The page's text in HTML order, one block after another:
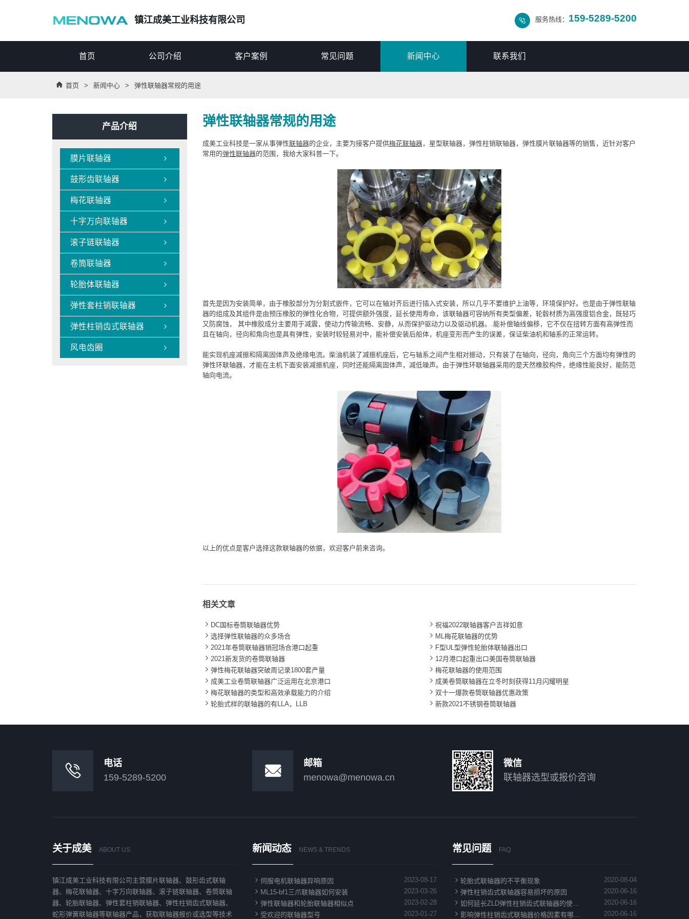
镇江成美工业科技有限公司  服务热线： 159-5289-5200
首页 公司介绍 客户案例 常见问题 新闻中心 联系我们
 首页 > 新闻中心 > 弹性联轴器常规的用途
弹性联轴器常规的用途
成美工业科技是一家从事弹性联轴器的企业，主要为接客户提供梅花联轴器，星型联轴器，弹性柱销联轴器，弹性膜片联轴器等的销售，近针对客户
常用的弹性联轴器的范围，我给大家科普一下。
首先是因为安装简单，由于橡胶部分为分割式嵌件，它可以在轴对齐后进行插入式安装，所以几乎不要维护上油等，环境保护好。也是由于弹性联轴
器的组成及其组件是由预压橡胶的弹性化合物，可提供额外强度，延长使用寿命，该联轴器可容纳所有类型偏差，轮毂材质为高强度铝合金，既轻巧
又防腐蚀， 其中橡胶成分主要用于减震，使动力传输流畅、安静，从而保护驱动力以及驱动机器。.能补偿轴线偏移，它不仅在扭转方面有高弹性而
且在轴向，径向和角向也是具有弹性，安装时较轻易对中，能补偿安装后船体，机座变形而产生的误差，保证柴油机和轴系的正常运转。
能实现机座减振和隔离固体声及绝缘电流。柴油机装了减振机座后，它与轴系之间产生相对振动，只有装了在轴向，径向，角向三个方面均有弹性的
弹性环联轴器，才能在主机下面安装减振机座，同时还能隔离固体声，减低噪声。由于弹性环联轴器采用的是天然橡胶构件，绝缘性能良好，能防范
轴向电流。
以上的优点是客户选择这款联轴器的依据，欢迎客户前来咨询。
相关文章
 DC国标卷筒联轴器优势 祝福2022联轴器客户吉祥如意
 选择弹性联轴器的众多场合  ML梅花联轴器的优势
 2021年卷筒联轴器销冠场合港口起重  F型UL型弹性轮胎体联轴器出口
 2021新发货的卷筒联轴器  12月港口起重出口美国卷筒联轴器
 弹性梅花联轴器突破周记录1800套产量 梅花联轴器的使用范围
 成美工业卷筒联轴器广泛运用在北京港口  成美卷筒联轴器在立冬时刻获得11月闪耀明星
 梅花联轴器的类型和高效承载能力的介绍 双十一爆款卷筒联轴器优惠政策
 轮胎式样的联轴器的有LLA，LLB 新款2021不锈钢卷筒联轴器
产品介绍

膜片联轴器

鼓形齿联轴器

梅花联轴器

十字万向联轴器

滚子链联轴器

卷筒联轴器

轮胎体联轴器

弹性套柱销联轴器

弹性柱销齿式联轴器

风电齿圈

电话
159-5289-5200

邮箱
menowa@menowa.cn
微信
联轴器选型或报价咨询
关于成美 ABOUT US
镇江成美工业科技有限公司主营膜片联轴器、鼓形齿式联轴
器、梅花联轴器、十字万向联轴器、滚子链联轴器、卷筒联轴
器、轮胎联轴器、弹性套柱销联轴器、弹性柱销齿式联轴器、
蛇形弹簧联轴器等联轴器产品，获取联轴器报价或选型等技术
新闻动态 NEWS & TRENDS
2023-08-17
 伺服电机联轴器异响原因
2023-03-26
 ML15-bf1三爪联轴器如何安装
2023-02-28
 弹性联轴器和轮胎联轴器相似点
2023-01-27
 受欢迎的联轴器型号
常见问题 FAQ
2020-08-04
 轮胎式联轴器的不平衡现象
2020-06-16
 弹性柱销齿式联轴器容易损坏的原因
2020-06-16
 如何延长ZLD弹性柱销齿式联轴器的使…
2020-06-16
 影响弹性柱销齿式联轴器价格因素有哪…